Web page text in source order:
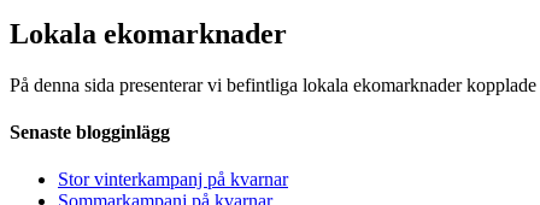
Lokala ekomarknader
På denna sida presenterar vi befintliga lokala ekomarknader
Senaste blogginlägg
Stor vinterkampanj på kvarnar